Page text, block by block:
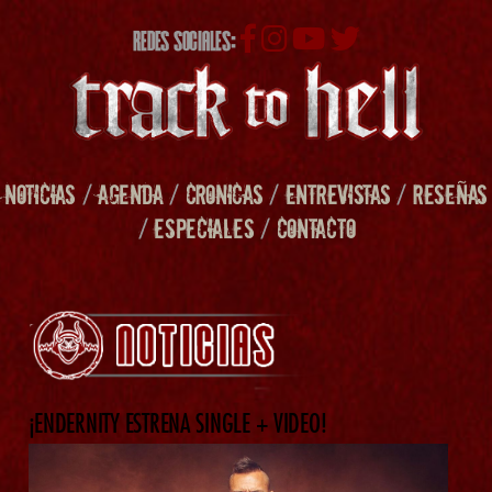
REDES SOCIALES:
NOTICIAS /AGENDA/ CRONICAS/ENTREVISTAS/RESEÑAS
/ESPECIALES/ CONTACTO
¡ENDERNITY ESTRENA SINGLE + VIDEO!